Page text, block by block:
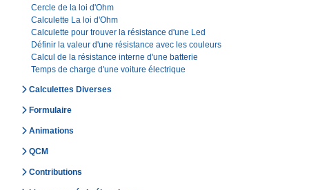
Cercle de la loi d'Ohm
Calculette La loi d'Ohm
Calculette pour trouver la résistance d'une Led
Définir la valeur d'une résistance avec les couleurs
Calcul de la résistance interne d'une batterie
Temps de charge d'une voiture électrique
Calculettes Diverses
Formulaire
Animations
QCM
Contributions